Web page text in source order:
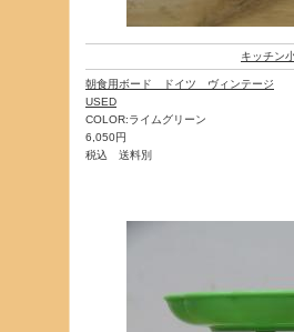
キッチン
朝食用ボード ドイツ ヴィンテージ
USED
COLOR:ライムグリーン
6,050円
税込 送料別